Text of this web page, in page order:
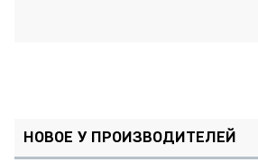
НОВОЕ У ПРОИЗВОДИТЕЛЕЙ